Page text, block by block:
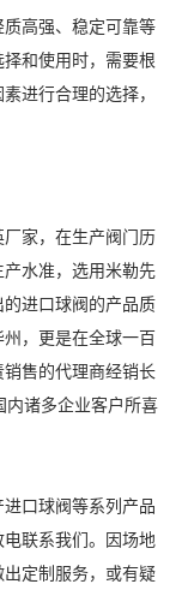
高强、稳定可靠等
和使用时，需要根
进行合理的选择，
家，在生产阀门历
水准，选用米勒先
进口球阀的产品质
，更是在全球一百
售的代理商经销长
内诸多企业客户所喜
口球阀等系列产品
联系我们。因场地
定制服务，或有疑